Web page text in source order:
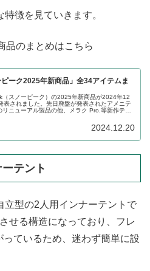
徴を見ていきます。
品のまとめはこちら
ピーク2025年新商品」全34アイテムま
（スノーピーク）の2025年新商品が2024年12
表されました。先日廃盤が発表されたアメニテ
リニューアル製品の他、メラク Pro.等新作テン
アイテムが登場します。詳細をレビューしま
2024.12.20
テント
立型の2人用インナーテントで
せる構造になっており、フレ
ているため、迷わず簡単に設